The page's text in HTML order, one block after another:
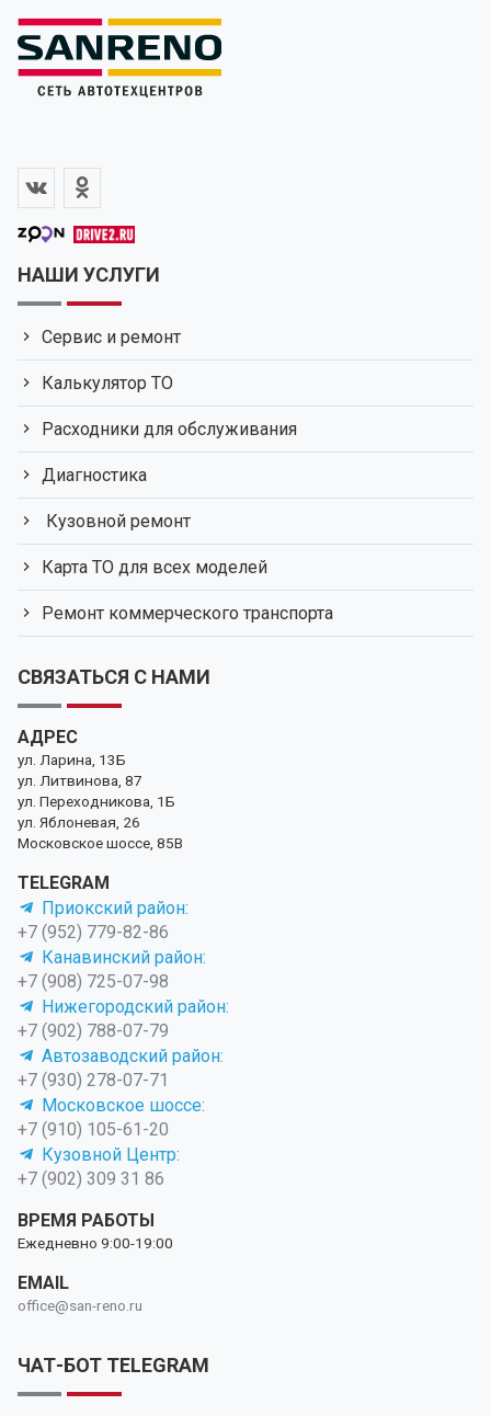
НАШИ УСЛУГИ
Сервис и ремонт
Калькулятор ТО
Расходники для обслуживания
Диагностика
Кузовной ремонт
Карта ТО для всех моделей
Ремонт коммерческого транспорта
СВЯЗАТЬСЯ С НАМИ
АДРЕС
ул. Ларина, 13Б
ул. Литвинова, 87
ул. Переходникова, 1Б
ул. Яблоневая, 26
Московское шоссе, 85В
TELEGRAM
Приокский район:
+7 (952) 779-82-86
Канавинский район:
+7 (908) 725-07-98
Нижегородский район:
+7 (902) 788-07-79
Автозаводский район:
+7 (930) 278-07-71
Московское шоссе:
+7 (910) 105-61-20
Кузовной Центр:
+7 (902) 309 31 86
ВРЕМЯ РАБОТЫ
Ежедневно 9:00-19:00
EMAIL
office@san-reno.ru
ЧАТ-БОТ TELEGRAM